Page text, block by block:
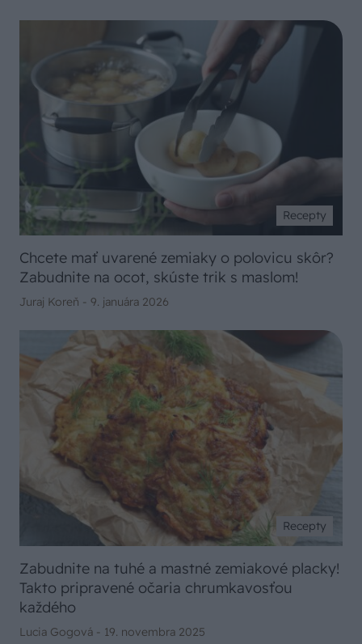
Recepty
Chcete mať uvarené zemiaky o polovicu skôr?
Zabudnite na ocot, skúste trik s maslom!
Juraj Koreň - 9. januára 2026
Recepty
Zabudnite na tuhé a mastné zemiakové placky!
Takto pripravené očaria chrumkavosťou
každého
Lucia Gogová - 19. novembra 2025